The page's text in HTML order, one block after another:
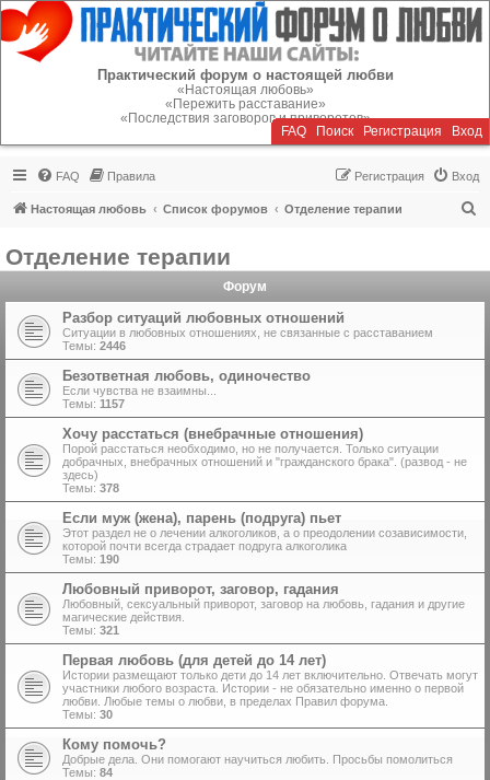
Регистрация
Практический форум о настоящей любви
«Настоящая любовь»
«Пережить расставание»
«Последствия заговоров и приворотов»
FAQ Поиск Регистрация Вход
FAQ Правила Вход
Регистрация
Настоящая любовь Список форумов Отделение терапии
Отделение терапии
Форум
Разбор ситуаций любовных отношений
Ситуации в любовных отношениях, не связанные с расставанием
Темы: 2446
Безответная любовь, одиночество
Если чувства не взаимны...
Темы: 1157
Хочу расстаться (внебрачные отношения)
Порой расстаться необходимо, но не получается. Только ситуации
добрачных, внебрачных отношений и "гражданского брака". (развод - не
здесь)
Темы: 378
Если муж (жена), парень (подруга) пьет
Этот раздел не о лечении алкоголиков, а о преодолении созависимости,
которой почти всегда страдает подруга алкоголика
Темы: 190
Любовный приворот, заговор, гадания
Любовный, сексуальный приворот, заговор на любовь, гадания и другие
магические действия.
Темы: 321
Первая любовь (для детей до 14 лет)
Истории размещают только дети до 14 лет включительно. Отвечать могут
участники любого возраста. Истории - не обязательно именно о первой
любви. Любые темы о любви, в пределах Правил форума.
Темы: 30
Кому помочь?
Добрые дела. Они помогают научиться любить. Просьбы помолиться
Темы: 84